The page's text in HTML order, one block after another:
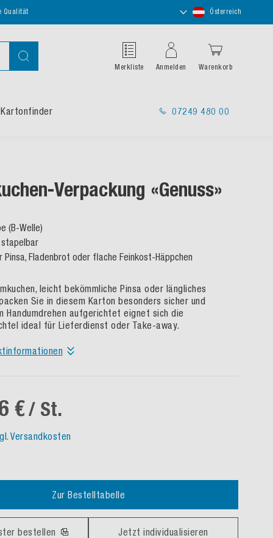
Qualität
Store
auswählen
Österreich
Suche
Merkliste Anmelden Warenkorb
Kartonfinder 07249 480 00
Verpackung «Genuss»
(B-Welle)
Pinsa, Fladenbrot oder flache Feinkost-Häppchen
leicht bekömmliche Pinsa oder längliches
Sie in diesem Karton besonders sicher und
Handumdrehen aufgerichtet eignet sich die
ideal für Lieferdienst oder Take-away.
€/ St.
Versandkosten
Zur Bestelltabelle
bestellen Jetzt individualisieren